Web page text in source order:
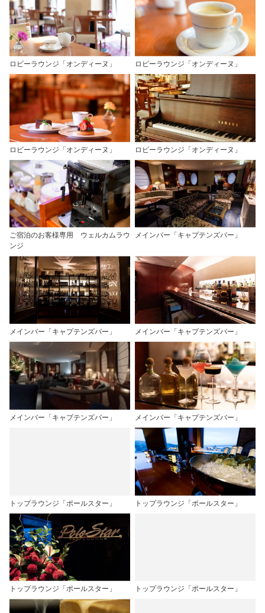
ロビーラウンジ「オンディーヌ」 ロビーラウンジ「オンディーヌ」
ロビーラウンジ「オンディーヌ」 ロビーラウンジ「オンディーヌ」
ご宿泊のお客様専用 ウェルカムラウ
ンジ
メインバー「キャプテンズバー」
メインバー「キャプテンズバー」 メインバー「キャプテンズバー」
メインバー「キャプテンズバー」 メインバー「キャプテンズバー」
トップラウンジ「ポールスター」 トップラウンジ「ポールスター」
トップラウンジ「ポールスター」 トップラウンジ「ポールスター」